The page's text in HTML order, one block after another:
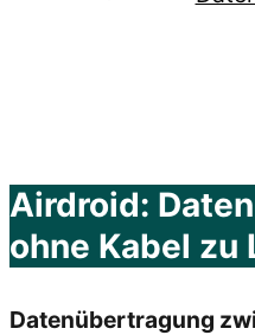
Airdroid:
ohne Kabel zu
Datenübertragung